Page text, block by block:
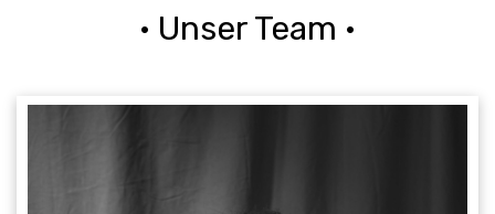
· Unser Team ·